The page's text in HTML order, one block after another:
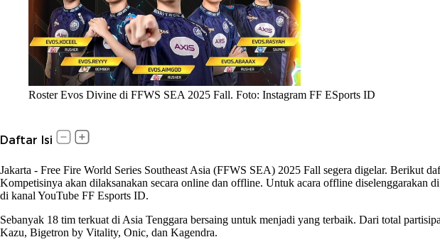
Roster Evos Divine di FFWS SEA 2025 Fall. Foto: Instagram FF ESports ID
Daftar Isi
Jakarta - Free Fire World Series Southeast Asia (FFWS SEA) 2025 Fall segera digelar. Berikut
Kompetisinya akan dilaksanakan secara online dan offline. Untuk acara offline diselenggarakan
di kanal YouTube FF Esports ID.
Sebanyak 18 tim terkuat di Asia Tenggara bersaing untuk menjadi yang terbaik. Dari total
Kazu, Bigetron by Vitality, Onic, dan Kagendra.